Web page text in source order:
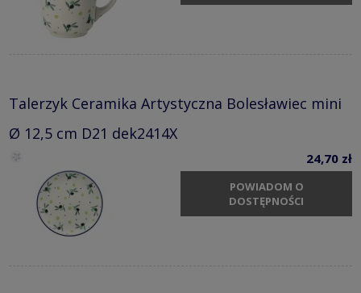
Talerzyk Ceramika Artystyczna Bolesławiec mini
Ø 12,5 cm D21 dek2414X
24,70 zł
POWIADOM O
DOSTĘPNOŚCI